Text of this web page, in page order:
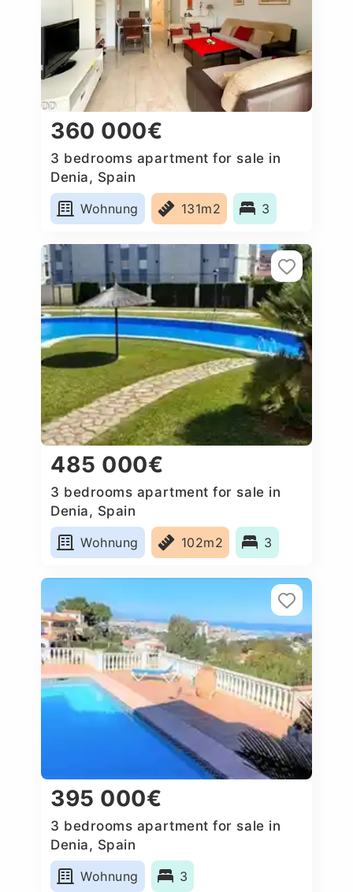
360 000€
3 bedrooms apartment for sale in
Denia, Spain
Wohnung
131m2 3
485 000€
3 bedrooms apartment for sale in
Denia, Spain
Wohnung
102m2 3
395 000€
3 bedrooms apartment for sale in
Denia, Spain
Wohnung
3